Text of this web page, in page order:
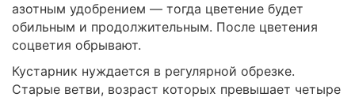
азотным удобрением — тогда цветение будет
обильным и продолжительным. После цветения
соцветия обрывают.
Кустарник нуждается в регулярной обрезке.
Старые ветви, возраст которых превышает четыре